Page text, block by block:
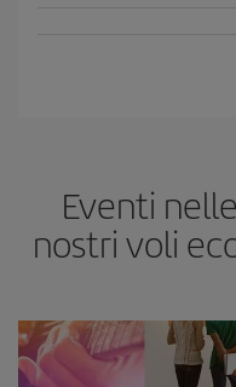
Eventi
nostri voli